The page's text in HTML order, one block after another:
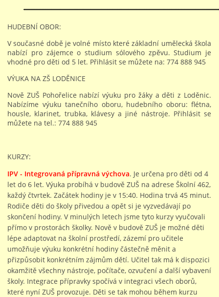
HUDEBNÍ OBOR:
V současné době je volné místo které základní umělecká škola
nabízí pro zájemce o studium sólového zpěvu. Studium je
vhodné pro děti od 5 let. Přihlásit se můžete na: 774 888 945
VÝUKA NA ZŠ LODĚNICE
Nově ZUŠ Pohořelice nabízí výuku pro žáky a děti z Loděnic.
Nabízíme výuku tanečního oboru, hudebního oboru: flétna,
housle, klarinet, trubka, klávesy a jiné nástroje. Přihlásit se
můžete na tel.: 774 888 945
KURZY:
IPV - Integrovaná přípravná výchova. Je určena pro děti od 4
let do 6 let. Výuka probíhá v budově ZUŠ na adrese Školní 462,
každý čtvrtek. Začátek hodiny je v 15:40. Hodina trvá 45 minut.
Rodiče děti do školy přivedou a opět si je vyzvedávají po
skončení hodiny. V minulých letech jsme tyto kurzy vyučovali
přímo v prostorách školky. Nově v budově ZUŠ je možné děti
lépe adaptovat na školní prostředí, zázemí pro učitele
umožňuje výuku konkrétní hodiny částečně měnit a
přizpůsobit konkrétním zájmům dětí. Učitel tak má k dispozici
okamžitě všechny nástroje, počítače, ozvučení a další vybavení
školy. Integrace přípravky spočívá v integraci všech oborů,
které nyní ZUŠ provozuje. Děti se tak mohou během kurzu